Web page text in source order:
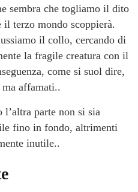
sembra che togliamo il dito
il terzo mondo scoppierà.
il collo, cercando di
la fragile creatura con il
come si suol dire,
affamati..
l’altra parte non si sia
fino in fondo, altrimenti
inutile..